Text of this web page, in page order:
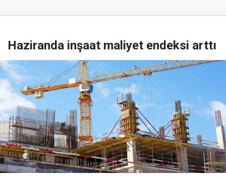
Haziranda inşaat maliyet endeksi arttı